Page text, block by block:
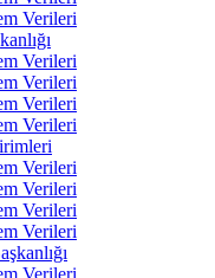
Verileri
Verileri
Verileri
Verileri
Verileri
Verileri
Verileri
Verileri
Verileri
Verileri